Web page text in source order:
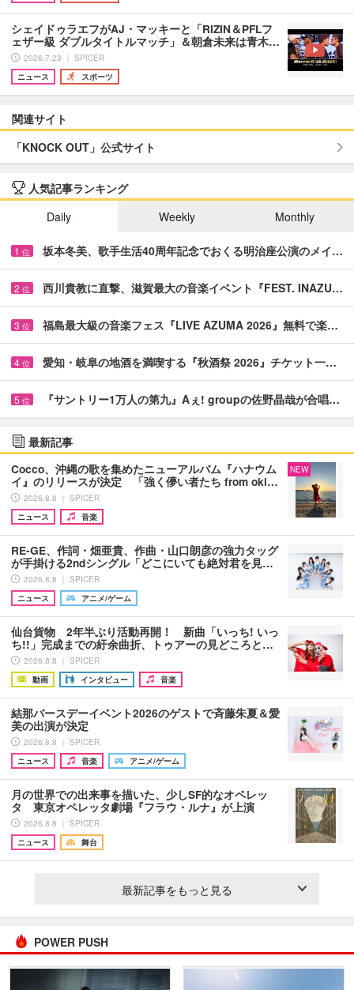
シェイドゥラエフがAJ・マッキーと「RIZIN＆PFLフ
ェザー級 ダブルタイトルマッチ」＆朝倉未来は青木…
2026.7.23 ｜ SPICER
ニュース
スポーツ
関連サイト
「KNOCK OUT」公式サイト
人気記事ランキング
Daily
Weekly Monthly
1 位 坂本冬美、歌手生活40周年記念でおくる明治座公演のメイ…
2 位 西川貴教に直撃、滋賀最大の音楽イベント『FEST. INAZU…
3 位 福島最大級の音楽フェス『LIVE AZUMA 2026』無料で楽…
4 位 愛知・岐阜の地酒を満喫する『秋酒祭 2026』チケット一…
5 位 『サントリー1万人の第九』Aぇ! groupの佐野晶哉が合唱…
最新記事
Cocco、沖縄の歌を集めたニューアルバム『ハナウム
イ』のリリースが決定 「強く儚い者たち from oki…
2026.8.8 ｜ SPICER
ニュース
音楽
NEW
RE-GE、作詞・畑亜貴、作曲・山口朗彦の強力タッグ
が手掛ける2ndシングル「どこにいても絶対君を見…
2026.8.8 ｜ SPICER
ニュース
アニメ/ゲーム
仙台貨物 2年半ぶり活動再開！ 新曲「いっち! いっ
ち!!」完成までの紆余曲折、トゥアーの見どころと…
2026.8.8 ｜ SPICER
動画
インタビュー 音楽
結那バースデーイベント2026のゲストで斉藤朱夏＆愛
美の出演が決定
2026.8.8 ｜ SPICER
ニュース
音楽 アニメ/ゲーム
月の世界での出来事を描いた、少しSF的なオペレッ
タ 東京オペレッタ劇場『フラウ・ルナ』が上演
2026.8.8 ｜ SPICER
ニュース
舞台
最新記事をもっと見る
POWER PUSH